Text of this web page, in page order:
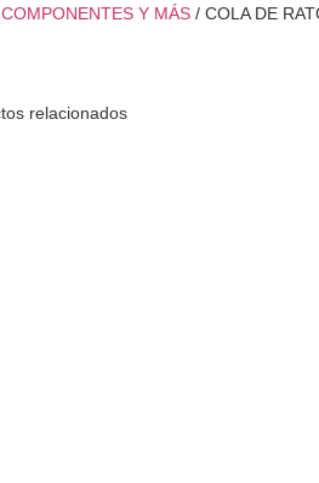
COMPONENTES Y MÁS / COLA DE
relacionados